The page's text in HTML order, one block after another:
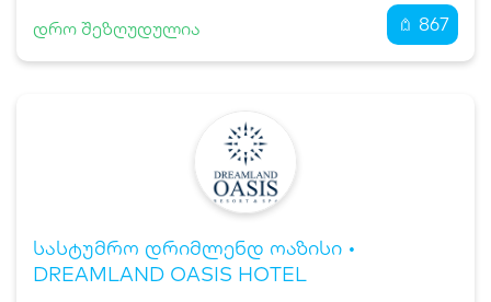
დრო შეზღუდულია 867
სასტუმრო დრიმლენდ ოაზისი •
DREAMLAND OASIS HOTEL